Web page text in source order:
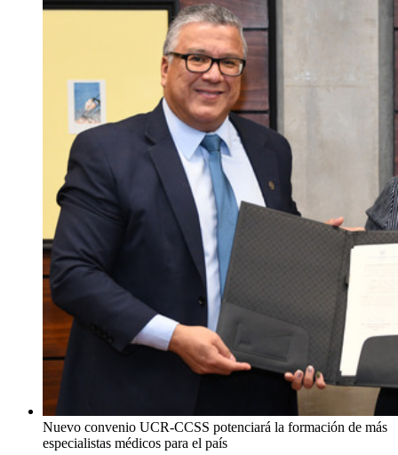
Nuevo convenio UCR-CCSS potenciará la formación de más
especialistas médicos para el país